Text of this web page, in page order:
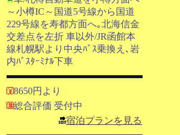
～小樽IC～国道5号線から国道
229号線を寿都方面へ｡北海信金
交差点を左折 車以外/JR函館本
線札幌駅より中央ﾊﾞｽ乗換え､岩
内ﾊﾞｽﾀｰﾐﾅﾙ下車
8650円より
総合評価 受付中
宿泊プランを見る